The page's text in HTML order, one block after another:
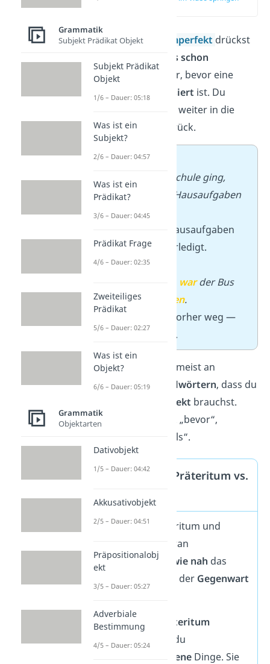
Mit demPlusquamperfekt drückst
etwas schon
abgeschlossen
war, bevor eine
andere Sache passiert ist. Du
springst also noch weiter in die
Vergangenheit zurück.
➡️Beispiel:
Bevor ich zur Schule ging,
hatteich meine Hausaufgaben
gemacht.
Du hast die Hausaufgaben
vor der Schule erledigt.
warder Bus
schonabgefahren.
Der Bus war vorher weg —
Mia kam zu spät.
Tipp:Du erkennst meist an
bestimmtenSignalwörtern, dass du
Plusquamperfekt brauchst.
Dazu gehören z. B. „bevor“,
„nachdem“ und „als“.
Profi-Wissen: Präteritum vs.
Du kannst Präteritum und
Perfekt auch daran
unterscheiden,
wie nah das
Ereignis noch an der Gegenwart
Mit dem
Präteritum
beschreibst du
abgeschlosseneDinge. Sie
Grammatik
Subjekt Prädikat Objekt
Subjekt Prädikat
Objekt
1/6 – Dauer: 05:18
Was ist ein
Subjekt?
2/6 – Dauer: 04:57
Was ist ein
Prädikat?
3/6 – Dauer: 04:45
Prädikat Frage
4/6 – Dauer: 02:35
Zweiteiliges
Prädikat
5/6 – Dauer: 02:27
Was ist ein
Objekt?
6/6 – Dauer: 05:19
Grammatik
Objektarten
Dativobjekt
1/5 – Dauer: 04:42
Akkusativobjekt
2/5 – Dauer: 04:51
Präpositionalobj
ekt
3/5 – Dauer: 05:27
Adverbiale
Bestimmung
4/5 – Dauer: 05:24